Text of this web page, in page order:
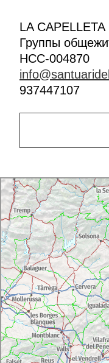
LA
Группы
HCC-004870
937447107